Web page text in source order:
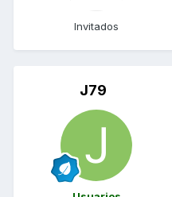
Invitados
J79